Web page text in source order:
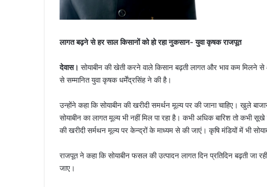
लागत बढ़ने से हर साल किसानों को हो रहा नुकसान- युवा कृषक राजपूत
देवास। सोयाबीन की खेती करने वाले किसान बढ़ती लागत और भाव कम मिलने
से सम्मानित युवा कृषक धर्मेंद्रसिंह ने की है।
उन्होंने कहा कि सोयाबीन की खरीदी समर्थन मूल्य पर की जाना चाहिए। खुले
सोयाबीन का लागत मूल्य भी नहीं मिल पा रहा है। कभी अधिक बारिश तो कभी
की खरीदी सर्मथन मूल्य पर केन्द्रों के माध्यम से की जाएं। कृषि मंडियों में भी
राजपूत ने कहा कि सोयाबीन फसल की उत्पादन लागत दिन प्रतिदिन बढ़ती
जाए।